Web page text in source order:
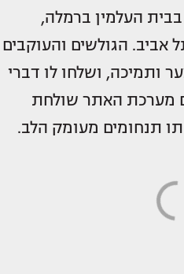
העלמין ברמלה,
הגולשים והעוקבים
ותמיכה, ושלחו לו דברי
מערכת האתר שולחת
תנחומים מעומק הלב.